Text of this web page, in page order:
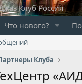
Что нового?
Клуба